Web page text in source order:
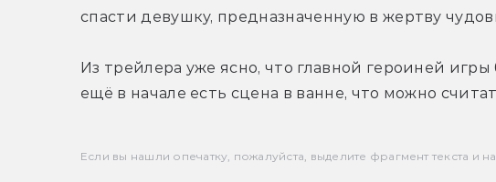
спасти девушку, предназначенную в жертву
Из трейлера уже ясно, что главной героиней
ещё в начале есть сцена в ванне, что можно
Если вы нашли опечатку, пожалуйста, выделите фрагмент текста и